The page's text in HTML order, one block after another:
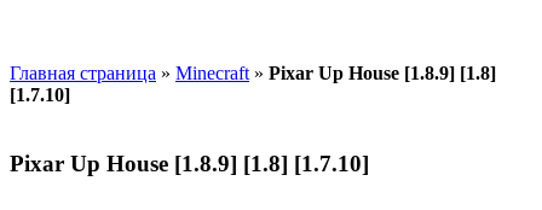
Главная страница » Minecraft » Pixar Up House [1.8.9] [1.8]
[1.7.10]
Pixar Up House [1.8.9] [1.8] [1.7.10]